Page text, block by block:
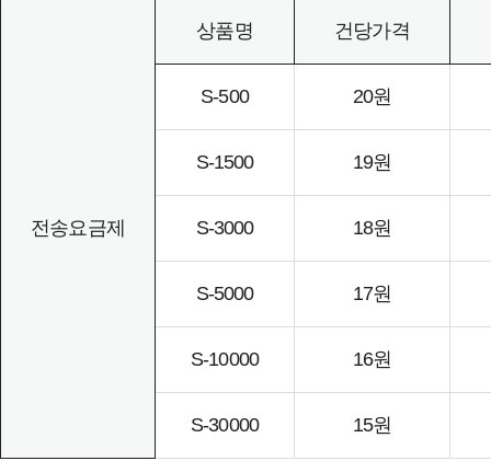
전송요금제
상품명 건당가격
S-500 20원
S-1500 19원
S-3000 18원
S-5000 17원
S-10000 16원
S-30000 15원